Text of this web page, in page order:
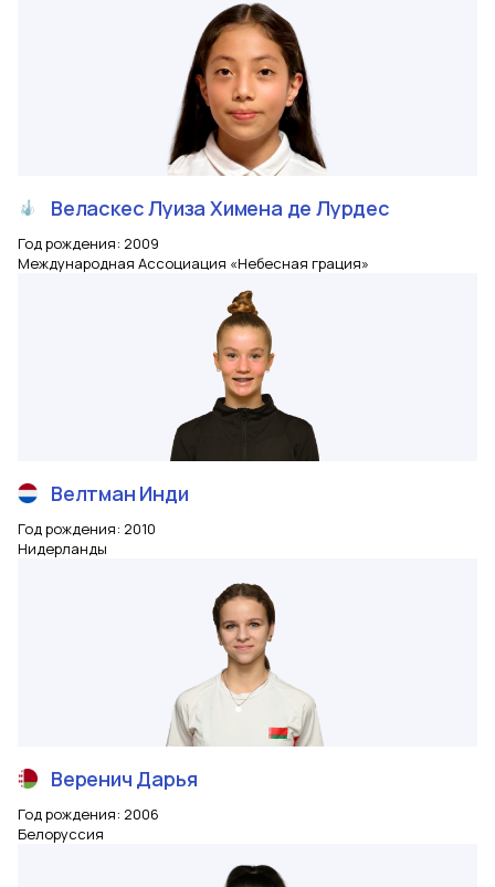
ВеласкесЛуиза Химена де Лурдес
Год рождения: 2009
Международная Ассоциация «Небесная грация»
Велтман Инди
Год рождения: 2010
Нидерланды
Веренич Дарья
Год рождения: 2006
Белоруссия